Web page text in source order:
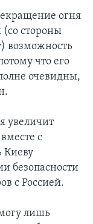
огня
(со стороны
возможность
что его
очевидны,
увеличит
с
Киеву
безопасности
с Россией.
лишь